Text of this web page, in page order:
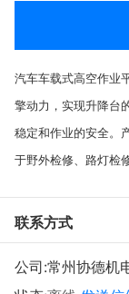
汽车车载式高空作业
擎动力，实现升降台
稳定和作业的安全。
于野外检修、路灯检
联系方式
公司:常州协德机